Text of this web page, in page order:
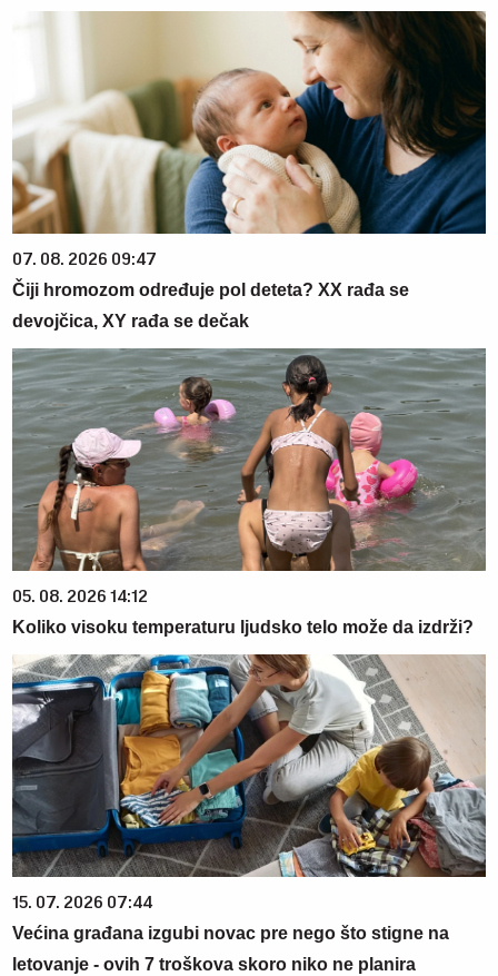
07. 08. 2026 09:47
Čiji hromozom određuje pol deteta? XX rađa se
devojčica, XY rađa se dečak
05. 08. 2026 14:12
Koliko visoku temperaturu ljudsko telo može da izdrži?
15. 07. 2026 07:44
Većina građana izgubi novac pre nego što stigne na
letovanje - ovih 7 troškova skoro niko ne planira